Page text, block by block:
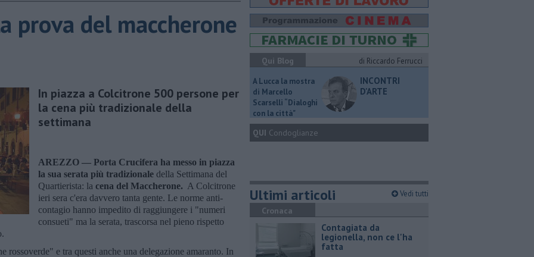
prova del maccherone
In piazza a Colcitrone 500 persone per
la cena più tradizionale della
settimana
AREZZO — Porta Crucifera ha messo in piazza
la sua serata più tradizionale della Settimana del
Quartierista: la cena del Maccherone. A Colcitrone
ieri sera c'era davvero tanta gente. Le norme anti-
contagio hanno impedito di raggiungere i "numeri
consueti" ma la serata, trascorsa nel pieno rispetto
rossoverde" e tra questi anche una delegazione amaranto. In
Qui Blog
di Riccardo Ferrucci
A Lucca la mostra
di Marcello
Scarselli “Dialoghi
con la città"
INCONTRI
D'ARTE
QUI Condoglianze
Ultimi articoli Vedi tutti
Cronaca
Contagiata da
legionella, non ce l'ha
fatta